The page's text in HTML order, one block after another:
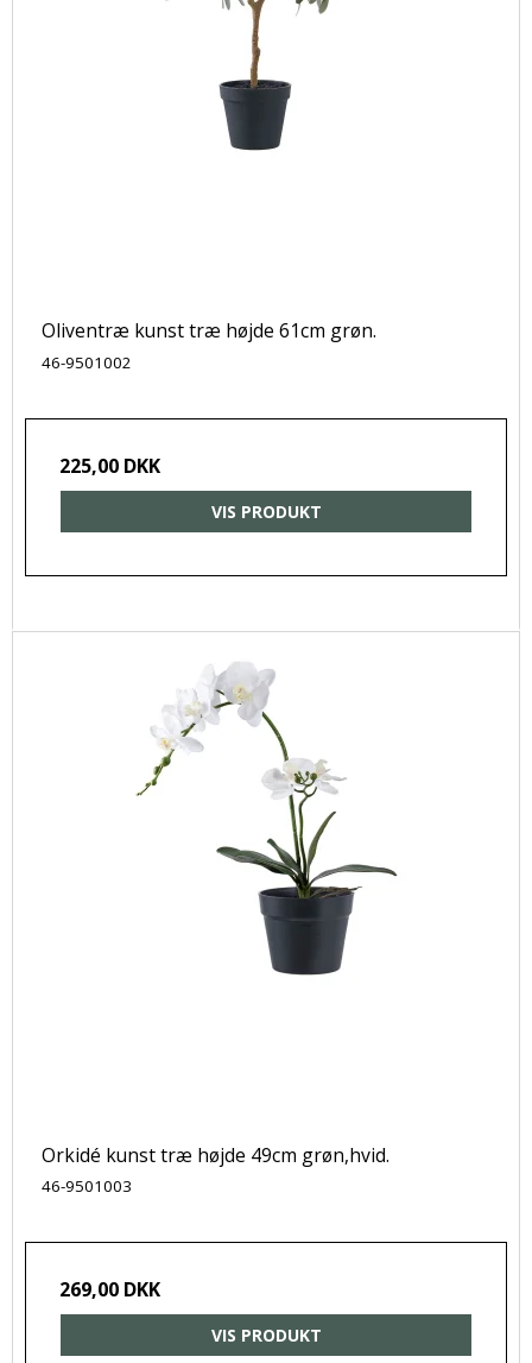
Oliventræ kunst træ højde 61cm grøn.
46-9501002
225,00 DKK
VIS PRODUKT
Orkidé kunst træ højde 49cm grøn,hvid.
46-9501003
269,00 DKK
VIS PRODUKT